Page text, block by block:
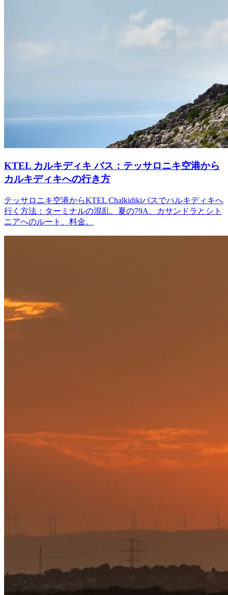
KTEL カルキディキ バス：テッサロニキ空港から
カルキディキへの行き方
テッサロニキ空港からKTEL Chalkidikiバスでハルキディキへ
行く方法：ターミナルの混乱、夏の79A、カサンドラとシト
ニアへのルート、料金。